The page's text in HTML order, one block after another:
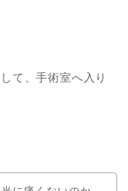
て、手術室へ入り